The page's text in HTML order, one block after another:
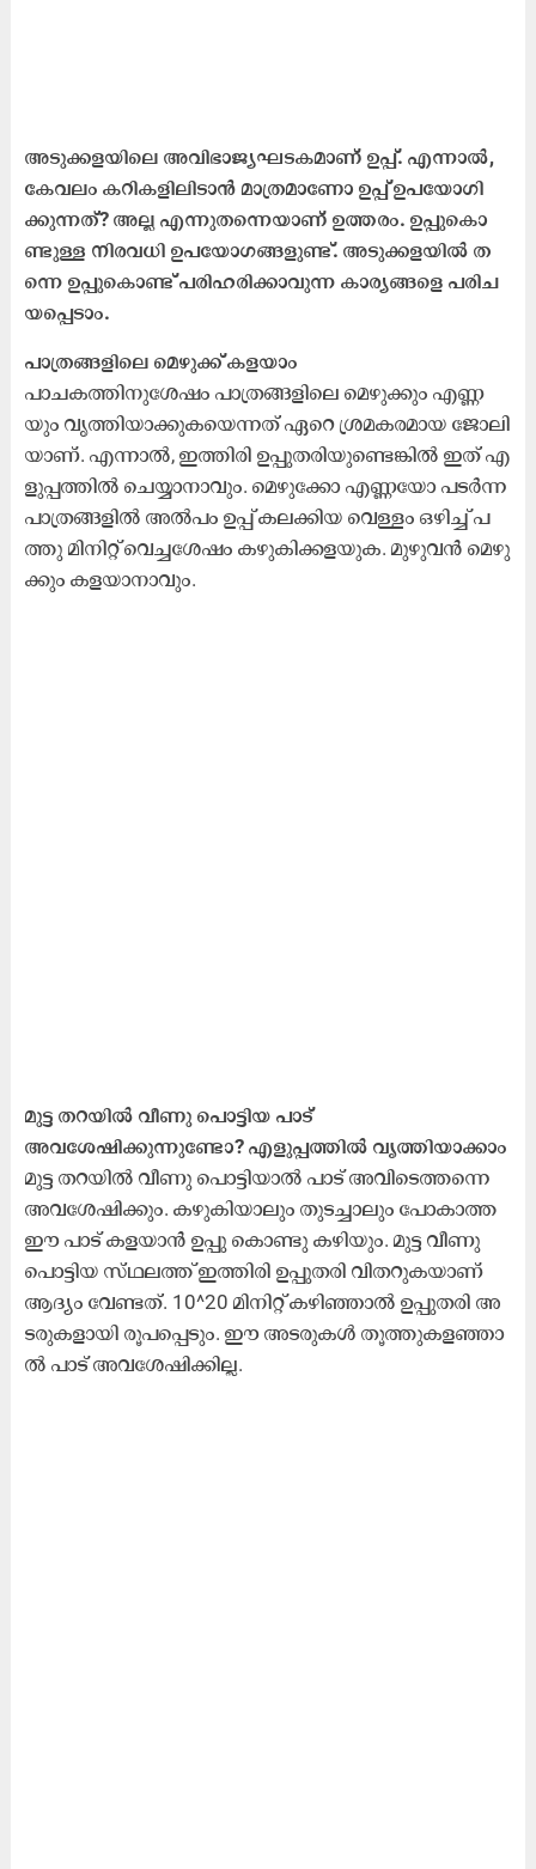
അ​ടു​ക്ക​ള​യി​ലെ അ​വി​ഭാ​ജ്യ​ഘ​ട​ക​മാ​ണ് ഉ​പ്പ്. എ​ന്നാ​ൽ,
കേ​വ​ലം ക​റി​ക​ളി​ലി​ടാ​ൻ മാ​ത്ര​മാ​ണോ ഉ​പ്പ് ഉ​പ​യോ​ഗി​
ക്കു​ന്ന​ത്? അ​ല്ല എ​ന്നു​ത​ന്നെ​യാ​ണ് ഉ​ത്ത​രം. ഉ​പ്പു​കൊ​
ണ്ടു​ള്ള നി​ര​വ​ധി ഉ​പ​യോ​ഗ​ങ്ങ​ളു​ണ്ട്. അ​ടു​ക്ക​ള​യി​ൽ ത​
ന്നെ ഉ​പ്പു​കൊ​ണ്ട് പ​രി​ഹ​രി​ക്കാ​വു​ന്ന കാ​ര്യ​ങ്ങ​ളെ പ​രി​ച​
യ​പ്പെ​ടാം.
പാത്രങ്ങളിലെ മെഴുക്ക് കളയാം
പാ​ച​ക​ത്തി​നു​ശേ​ഷം പാ​ത്ര​ങ്ങ​ളി​ലെ മെ​ഴു​ക്കും എ​ണ്ണ​
യും വൃ​ത്തി​യാ​ക്കു​ക​യെ​ന്ന​ത് ഏ​റെ ശ്ര​മ​ക​ര​മാ​യ ജോ​ലി​
യാ​ണ്. എ​ന്നാ​ൽ, ഇ​ത്തി​രി ഉ​പ്പു​ത​രി​യു​ണ്ടെ​ങ്കി​ൽ ഇ​ത് എ​
ളു​പ്പ​ത്തി​ൽ ചെ​യ്യാ​നാ​വും. മെ​ഴു​ക്കോ എ​ണ്ണ​യോ പ​ട​ർ​ന്ന
പാ​ത്ര​ങ്ങ​ളി​ൽ അ​ൽ​പം ഉ​പ്പ് ക​ല​ക്കി​യ വെ​ള്ളം ഒ​ഴി​ച്ച് പ​
ത്തു മി​നി​റ്റ്​ വെ​ച്ച​ശേ​ഷം ക​ഴു​കി​ക്ക​ള​യു​ക. മു​ഴു​വ​ൻ മെ​ഴു​
ക്കും ക​ള​യാ​നാ​വും.
മുട്ട തറയില്‍ വീണു പൊട്ടിയ പാട്
അവശേഷിക്കുന്നുണ്ടോ? എളുപ്പത്തില്‍ വൃത്തിയാക്കാം
മു​ട്ട ത​റ​യി​ൽ വീ​ണു പൊ​ട്ടി​യാ​ൽ പാ​ട് അ​വി​ടെ​ത്ത​ന്നെ
അ​വ​ശേ​ഷി​ക്കും. ക​ഴു​കി​യാ​ലും തു​ട​ച്ചാ​ലും പോ​കാ​ത്ത
ഇൗ ​പാ​ട് ക​ള​യാ​ൻ ഉ​പ്പു​ കൊ​ണ്ടു ക​ഴി​യും. മു​ട്ട വീ​ണു
പൊ​ട്ടി​യ സ്​​ഥ​ല​ത്ത്​ ഇ​ത്തി​രി ഉ​പ്പു​ത​രി വി​ത​റു​ക‍യാ​ണ്
ആ​ദ്യം വേ​ണ്ട​ത്. 10^20 മി​നി​റ്റ്​ ക​ഴി​ഞ്ഞാ​ൽ ഉ​പ്പു​ത​രി അ​
ട​രു​ക​ളാ​യി രൂ​പ​പ്പെ​ടും. ഇൗ ​അ​ട​രു​ക​ൾ തൂ​ത്തു​ക​ള​ഞ്ഞാ​
ൽ പാ​ട് അ​വ​ശേ​ഷി​ക്കി​ല്ല.